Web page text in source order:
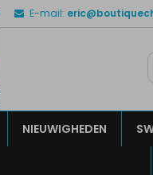
E-mail:
NIEUWIGHEDEN
U